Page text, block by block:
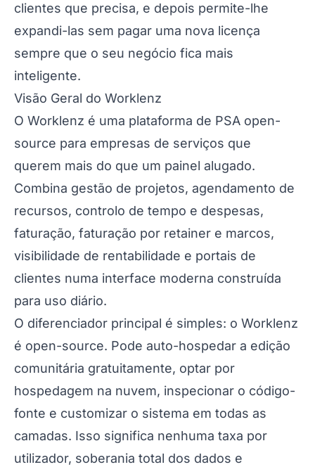
clientes que precisa, e depois permite-lhe
expandi-las sem pagar uma nova licença
sempre que o seu negócio fica mais
inteligente.
Visão Geral do Worklenz
O Worklenz é uma plataforma de PSA open-
source para empresas de serviços que
querem mais do que um painel alugado.
Combina gestão de projetos, agendamento de
recursos, controlo de tempo e despesas,
faturação, faturação por retainer e marcos,
visibilidade de rentabilidade e portais de
clientes numa interface moderna construída
para uso diário.
O diferenciador principal é simples: o Worklenz
é open-source. Pode auto-hospedar a edição
comunitária gratuitamente, optar por
hospedagem na nuvem, inspecionar o código-
fonte e customizar o sistema em todas as
camadas. Isso significa nenhuma taxa por
utilizador, soberania total dos dados e